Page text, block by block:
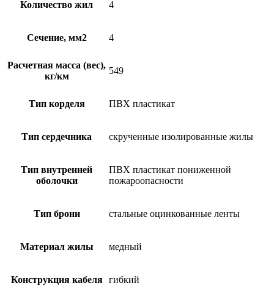
Количество жил 4
Сечение, мм2 4
Расчетная масса (вес),
кг/км
549
Тип корделя ПВХ пластикат
Тип сердечника скрученные изолированные жилы
Тип внутренней
оболочки
ПВХ пластикат пониженной
пожароопасности
Тип брони стальные оцинкованные ленты
Материал жилы медный
Конструкция кабеля гибкий